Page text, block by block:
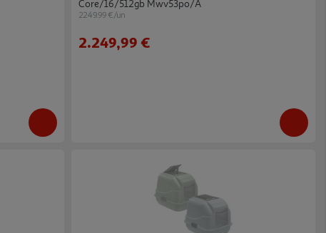
Core/16/512gb Mwv53po/a
2249.99 €/un
2.249,99 €